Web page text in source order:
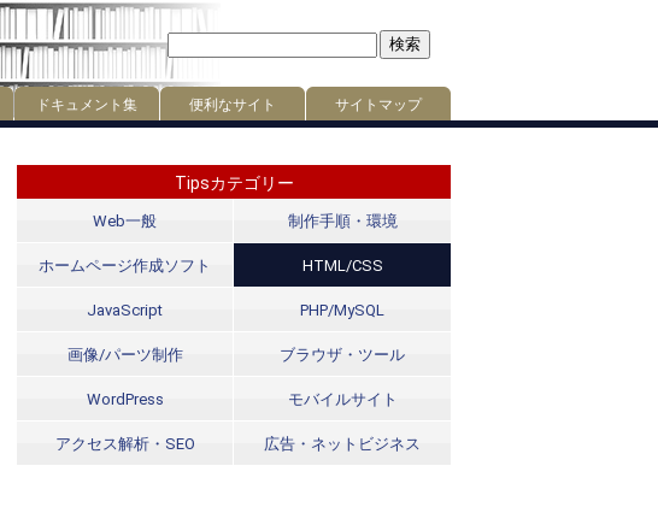
ドキュメント集 便利なサイト サイトマップ
Tipsカテゴリー
Web一般 制作手順・環境
ホームページ作成ソフト HTML/CSS
JavaScript PHP/MySQL
画像/パーツ制作 ブラウザ・ツール
WordPress モバイルサイト
アクセス解析・SEO 広告・ネットビジネス